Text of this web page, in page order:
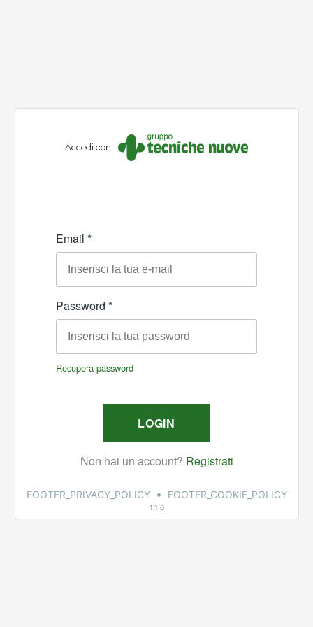
Accedi con
FOOTER_PRIVACY_POLICY • FOOTER_COOKIE_POLICY
1.1.0